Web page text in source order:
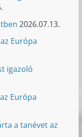
2026.07.13.
Európa
igazoló
Európa
a tanévet az